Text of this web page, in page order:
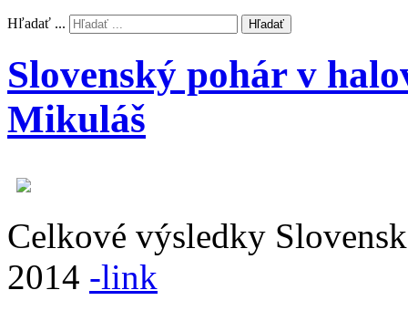
Hľadať ... Hľadať
Slovenský pohár v
Mikuláš
Celkové výsledky
2014 -link